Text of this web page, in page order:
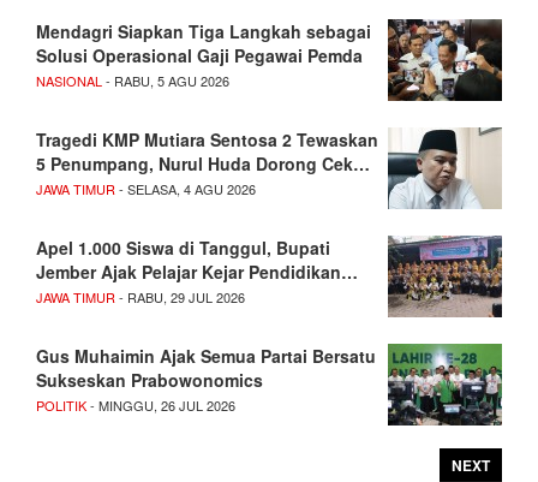
Mendagri Siapkan Tiga Langkah sebagai
Solusi Operasional Gaji Pegawai Pemda
NASIONAL - RABU, 5 AGU 2026
Tragedi KMP Mutiara Sentosa 2 Tewaskan
5 Penumpang, Nurul Huda Dorong Cek…
JAWA TIMUR - SELASA, 4 AGU 2026
Apel 1.000 Siswa di Tanggul, Bupati
Jember Ajak Pelajar Kejar Pendidikan…
JAWA TIMUR - RABU, 29 JUL 2026
Gus Muhaimin Ajak Semua Partai Bersatu
Sukseskan Prabowonomics
POLITIK- MINGGU, 26 JUL 2026
NEXT